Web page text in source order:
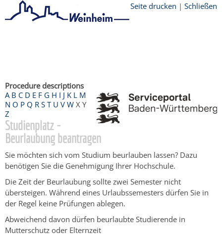
Seite drucken | Schließen
Procedure descriptions
A B C D E F G H I J K L M
N O P Q R S T U V W X Y
Z
Studienplatz -
Beurlaubung beantragen
Sie möchten sich vom Studium beurlauben lassen? Dazu
benötigen Sie die Genehmigung Ihrer Hochschule.
Die Zeit der Beurlaubung sollte zwei Semester nicht
übersteigen. Während eines Urlaubssemesters dürfen Sie in
der Regel keine Prüfungen ablegen.
Abweichend davon dürfen beurlaubte Studierende in
Mutterschutz oder Elternzeit